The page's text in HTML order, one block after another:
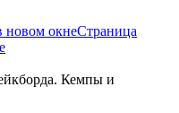
новом окнеСтраница
Кемпы и